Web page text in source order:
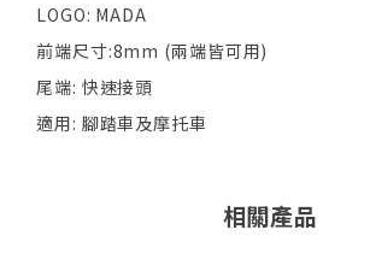
LOGO: MADA
前端尺寸:8mm (兩端皆可用)
尾端: 快速接頭
適用: 腳踏車及摩托車
相關產品